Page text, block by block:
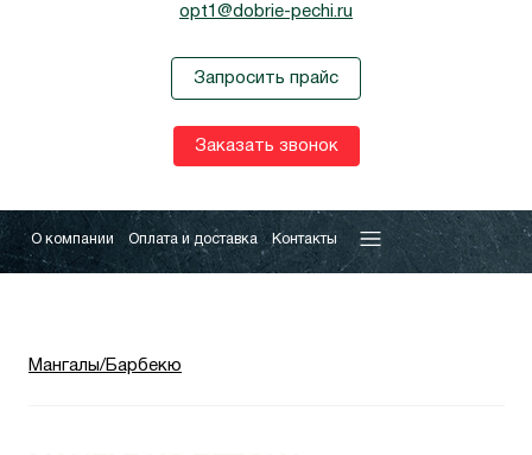
opt1@dobrie-pechi.ru
Запросить прайс
Заказать звонок
О компании Оплата и доставка Контакты
Мангалы/Барбекю